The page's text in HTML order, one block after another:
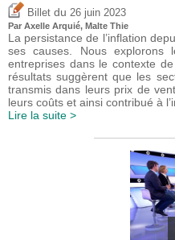
Billet du 26 juin 2023
Par Axelle Arquié, Malte Thie
La persistance de l’inflation
ses causes. Nous explorons
entreprises dans le contexte
résultats suggèrent que les
transmis dans leurs prix de
leurs coûts et ainsi contribué à
Lire la suite >